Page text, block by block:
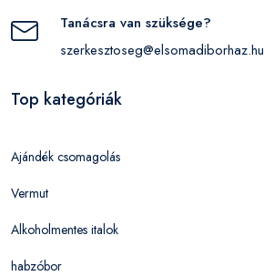
Tanácsra van szüksége?
szerkesztoseg@elsomadiborhaz.hu
Top kategóriák
Ajándék csomagolás
Vermut
Alkoholmentes italok
habzóbor